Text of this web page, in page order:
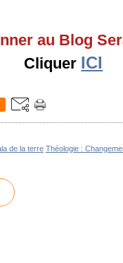
au Blog
Cliquer ICI
de la terre Théologie :